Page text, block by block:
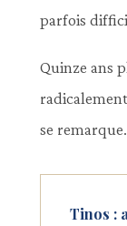
parfois
Quinze ans
se
Tinos :